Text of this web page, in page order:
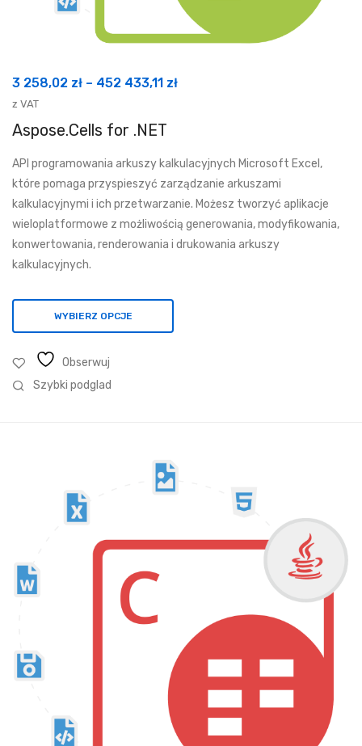
3 258,02 zł – 452 433,11 złZakres
258,02 zł
do
452
433,11 zł
z VAT
Aspose.Cells for .NET
API programowania arkuszy kalkulacyjnych Microsoft Excel,
które pomaga przyspieszyć zarządzanie arkuszami
kalkulacyjnymi i ich przetwarzanie. Możesz tworzyć aplikacje
wieloplatformowe z możliwością generowania, modyfikowania,
konwertowania, renderowania i drukowania arkuszy
kalkulacyjnych.
WYBIERZ OPCJE
Obserwuj
Szybki podglad